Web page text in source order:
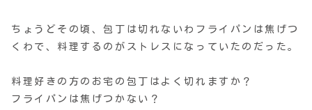
ちょうどその頃、包丁は切れないわフライパンは焦げつ
くわで、料理するのがストレスになっていたのだった。
料理好きの方のお宅の包丁はよく切れますか？
フライパンは焦げつかない？